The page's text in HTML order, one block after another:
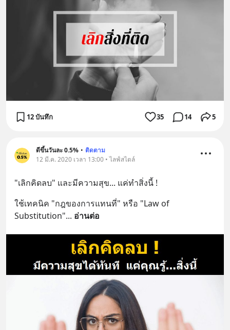
12 บันทึก 35 14 5
ดีขึ้นวันละ 0.5% • ติดตาม
12 มี.ค. 2020 เวลา 13:00 • ไลฟ์สไตล์
"เลิกคิดลบ" และมีความสุข... แค่ทำสิ่งนี้ !
ใช้เทคนิค "กฎของการแทนที่" หรือ "Law of
Substitution"... อ่านต่อ